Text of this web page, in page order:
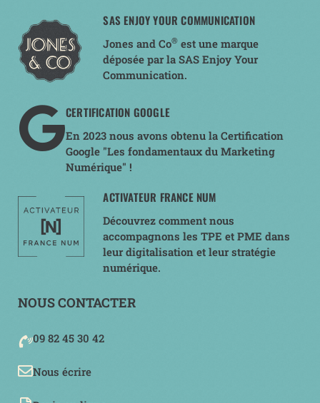
SAS ENJOY YOUR COMMUNICATION
Jones and Co® est une marque
déposée par la SAS Enjoy Your
Communication.
CERTIFICATION GOOGLE
En 2023 nous avons obtenu la Certification
Google "Les fondamentaux du Marketing
Numérique" !
ACTIVATEUR FRANCE NUM
Découvrez comment nous
accompagnons les TPE et PME dans
leur digitalisation et leur stratégie
numérique.
NOUS CONTACTER
09 82 45 30 42
Nous écrire